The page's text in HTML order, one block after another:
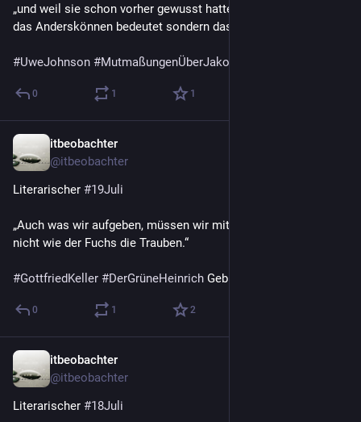
„und weil sie schon vorher gewusst hatte dass Freiheit nicht
das Anderskönnen bedeutet sondern das Andersmüssen“
#UweJohnson #MutmaßungenÜberJakob
0 1 1
itbeobachter
@itbeobachter
Literarischer #19Juli
„Auch was wir aufgeben, müssen wir mit freier Wahl aufgeben,
nicht wie der Fuchs die Trauben.“
#GottfriedKeller #DerGrüneHeinrich Geburt 1819
0 1 2
itbeobachter
@itbeobachter
Literarischer #18Juli